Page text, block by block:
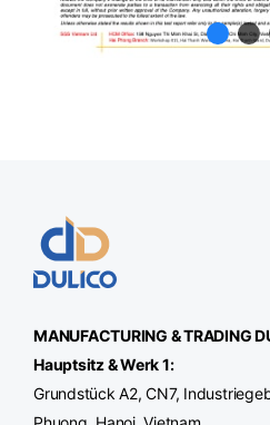
MANUFACTURING & TRADING
Hauptsitz & Werk 1:
Grundstück A2, CN7,